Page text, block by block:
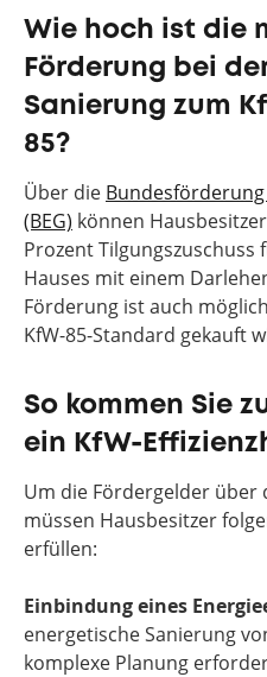
Wie hoch ist die
Förderung bei
Sanierung zum
85?
Über die
(BEG) können
Prozent Tilgungszuschuss
Hauses mit einem
Förderung ist auch
KfW-85-Standard gekauft
So kommen Sie
ein KfW-
Um die Fördergelder über
müssen Hausbesitzer
erfüllen:
Einbindung eines
energetische Sanierung
komplexe Planung